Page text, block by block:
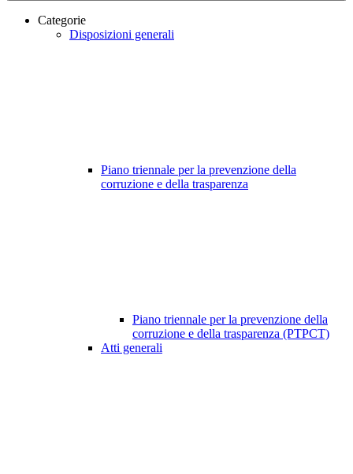
Categorie
Disposizioni generali
Piano triennale per la prevenzione della
corruzione e della trasparenza
Piano triennale per la prevenzione della
corruzione e della trasparenza (PTPCT)
Atti generali